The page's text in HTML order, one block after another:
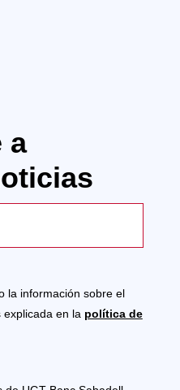
a
la información sobre el
en la política de